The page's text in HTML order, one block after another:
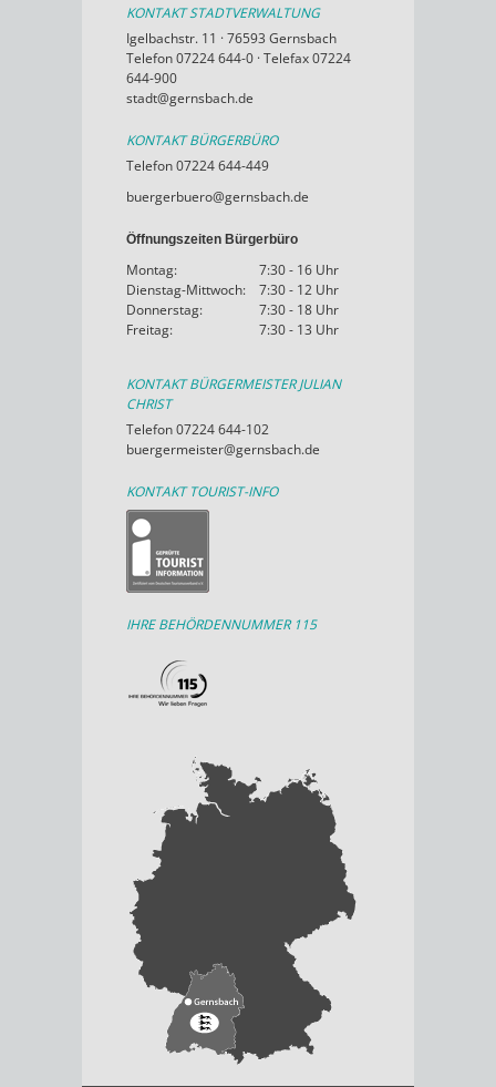
KONTAKT STADTVERWALTUNG
Igelbachstr. 11 · 76593 Gernsbach
Telefon 07224 644-0 · Telefax 07224
644-900
stadt@gernsbach.de
KONTAKT BÜRGERBÜRO
Telefon 07224 644-449
buergerbuero@gernsbach.de
Öffnungszeiten Bürgerbüro
Montag:
7:30 - 16 Uhr
Dienstag-Mittwoch:
7:30 - 12 Uhr
Donnerstag:
7:30 - 18 Uhr
Freitag:
7:30 - 13 Uhr
KONTAKT BÜRGERMEISTER JULIAN
CHRIST
Telefon 07224 644-102
buergermeister@gernsbach.de
KONTAKT TOURIST-INFO
IHRE BEHÖRDENNUMMER 115